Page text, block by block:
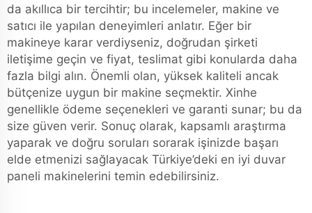
da akıllıca bir tercihtir; bu incelemeler, makine ve
satıcı ile yapılan deneyimleri anlatır. Eğer bir
makineye karar verdiyseniz, doğrudan şirketi
iletişime geçin ve fiyat, teslimat gibi konularda daha
fazla bilgi alın. Önemli olan, yüksek kaliteli ancak
bütçenize uygun bir makine seçmektir. Xinhe
genellikle ödeme seçenekleri ve garanti sunar; bu da
size güven verir. Sonuç olarak, kapsamlı araştırma
yaparak ve doğru soruları sorarak işinizde başarı
elde etmenizi sağlayacak Türkiye’deki en iyi duvar
paneli makinelerini temin edebilirsiniz.